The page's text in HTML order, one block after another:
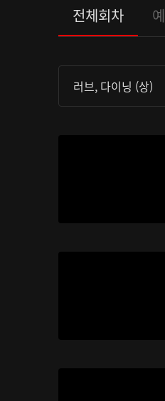
전체회차
러브, 다이닝 (상)